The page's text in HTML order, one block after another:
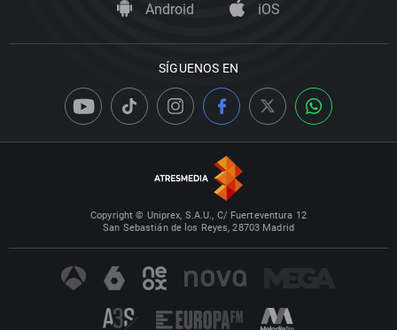
Android iOS
SÍGUENOS EN
Copyright © Uniprex, S.A.U., C/ Fuerteventura 12
San Sebastián de los Reyes, 28703 Madrid